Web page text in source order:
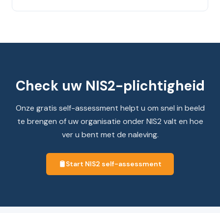
Check uw NIS2-plichtigheid
Onze gratis self-assessment helpt u om snel in beeld
te brengen of uw organisatie onder NIS2 valt en hoe
ver u bent met de naleving.
Start NIS2 self-assessment